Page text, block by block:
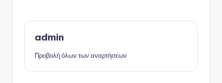
admin
Προβολή όλων των αναρτήσεων